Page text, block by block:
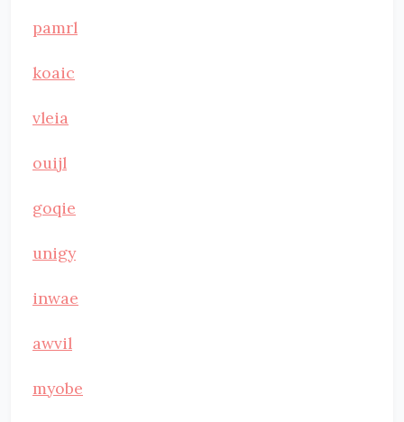
pamrl
koaic
vleia
ouijl
goqie
unigy
inwae
awvil
myobe